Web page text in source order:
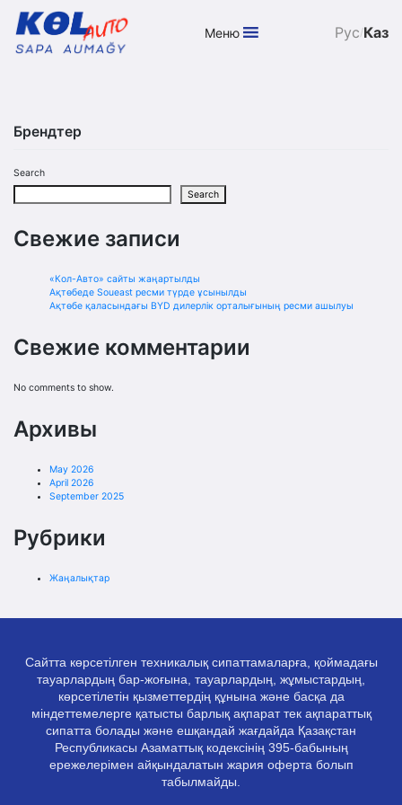
content
Меню Рус/Каз
Брендтер
Search
Search
Свежие записи
«Кол-Авто» сайты жаңартылды
Ақтөбеде Soueast ресми түрде ұсынылды
Ақтөбе қаласындағы BYD дилерлік орталығының ресми ашылуы
Свежие комментарии
No comments to show.
Архивы
May 2026
April 2026
September 2025
Рубрики
Жаңалықтар
Сайтта көрсетілген техникалық сипаттамаларға, қоймадағы
тауарлардың бар-жоғына, тауарлардың, жұмыстардың,
көрсетілетін қызметтердің құнына және басқа да
міндеттемелерге қатысты барлық ақпарат тек ақпараттық
сипатта болады және ешқандай жағдайда Қазақстан
Республикасы Азаматтық кодексінің 395-бабының
ережелерімен айқындалатын жария оферта болып
табылмайды.